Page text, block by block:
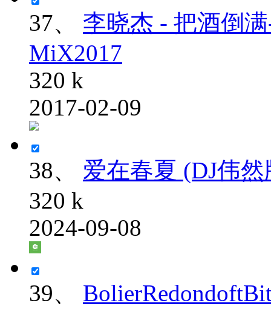
37、
李晓杰 - 把酒倒
MiX2017
320 k
2017-02-09
38、
爱在春夏 (DJ伟然
320 k
2024-09-08
39、